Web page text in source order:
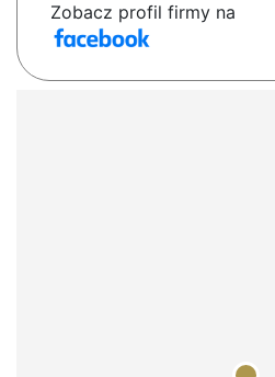
Zobacz profil firmy na